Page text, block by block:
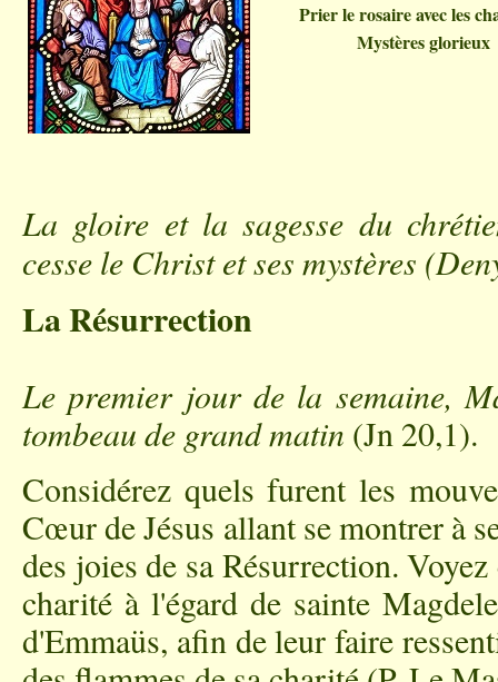
Prier le rosaire avecles
Mystères glorieux
La gloire et la sagesse du
cesse le Christ et ses mystères (
La Résurrection
Le premier jour de la semaine,
tombeau de grand matin (Jn 20,1).
Considérez quels furent les
Cœur de Jésus allant se montrer à
des joies de sa Résurrection.
charité à l'égard de sainte
d'Emmaüs, afin de leur faire